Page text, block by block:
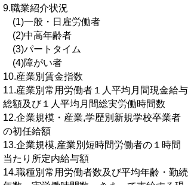
9.職業紹介状況
(1)一般・日雇労働者
(2)中高年齢者
(3)パートタイム
(4)障がい者
10.産業別賃金指数
11.産業別常用労働者１人平均月間現金給与
総額及び１人平均月間総実労働時間数
12.企業規模・産業,学歴別新規学校卒業者
の初任給額
13.企業規模,産業別短時間労働者の１時間
当たり所定内給与額
14.職種別常用労働者数及び平均年齢・勤続